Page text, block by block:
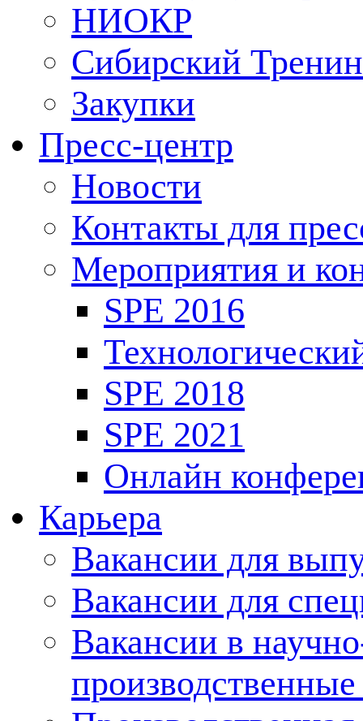
НИОКР
Сибирский
Закупки
Пресс-центр
Новости
Контакты для
Мероприятия и
SPE 2016
SPE 2018
SPE 2021
Онлайн
Карьера
Вакансии для
Вакансии для
Вакансии в